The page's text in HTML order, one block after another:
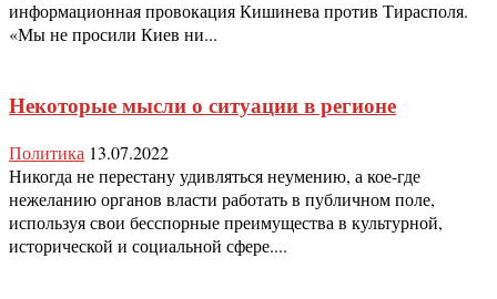
информационная провокация Кишинева против Тирасполя.
«Мы не просили Киев ни...
Некоторые мысли о ситуации в регионе
Политика 13.07.2022
Никогда не перестану удивляться неумению, а кое-где
нежеланию органов власти работать в публичном поле,
используя свои бесспорные преимущества в культурной,
исторической и социальной сфере....